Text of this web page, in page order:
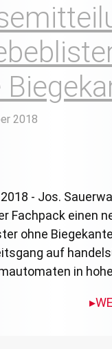
2018
- Jos.
Fachpack einen
ohne
auf
in